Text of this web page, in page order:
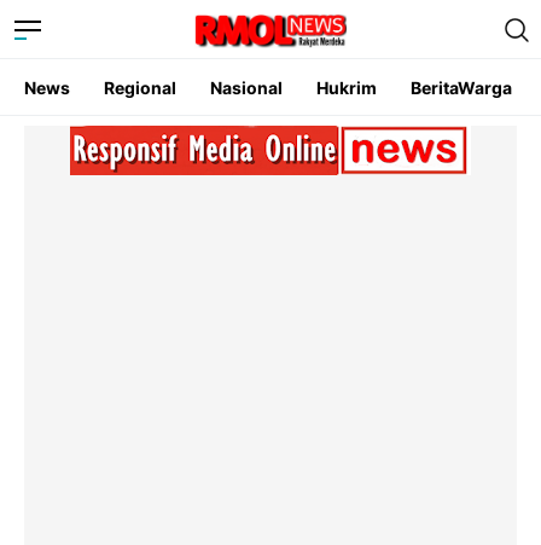
News Regional Nasional Hukrim BeritaWarga